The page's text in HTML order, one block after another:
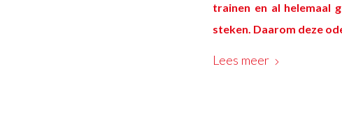
trainen en al helemaal
steken. Daarom deze
Lees meer